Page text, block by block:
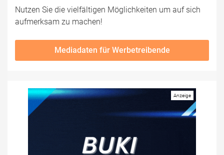
Nutzen Sie die vielfältigen Möglichkeiten um auf sich
aufmerksam zu machen!
Mediadaten für Werbetreibende